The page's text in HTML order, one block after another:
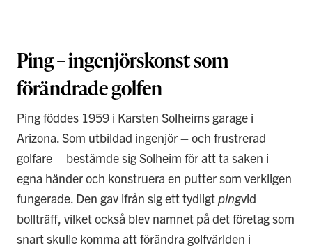
Ping – ingenjörskonst som
förändrade golfen
Ping föddes 1959 i Karsten Solheims garage i
Arizona. Som utbildad ingenjör – och frustrerad
golfare – bestämde sig Solheim för att ta saken i
egna händer och konstruera en putter som verkligen
fungerade. Den gav ifrån sig ett tydligtpingvid
bollträff, vilket också blev namnet på det företag som
snart skulle komma att förändra golfvärlden i